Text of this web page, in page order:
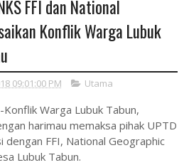
FFI dan National
Konflik Warga Lubuk
09:01:00 PM Utama
Konflik Warga Lubuk Tabun,
harimau memaksa pihak UPTD
FFI, National Geographic
Lubuk Tabun.